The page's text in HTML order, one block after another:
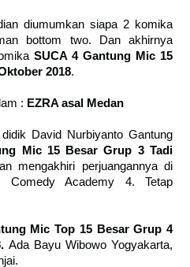
diumumkan siapa 2 komika
bottom two. Dan akhirnya
SUCA 4 Gantung Mic 15
2018.
: EZRA asal Medan
David Nurbiyanto Gantung
Mic 15 Besar Grup 3 Tadi
mengakhiri perjuangannya di
Comedy Academy 4. Tetap
Mic Top 15 Besar Grup 4
Ada Bayu Wibowo Yogyakarta,